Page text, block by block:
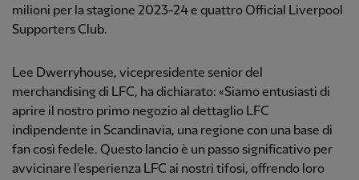
milioni per la stagione 2023-24 e quattro Official Liverpool
Supporters Club.
Lee Dwerryhouse, vicepresidente senior del
merchandising di LFC, ha dichiarato: «Siamo entusiasti di
aprire il nostro primo negozio al dettaglio LFC
indipendente in Scandinavia, una regione con una base di
fan così fedele. Questo lancio è un passo significativo per
avvicinare l'esperienza LFC ai nostri tifosi, offrendo loro